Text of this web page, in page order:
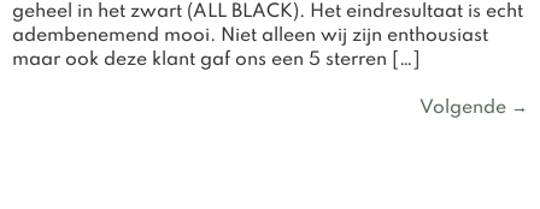
geheel in het zwart (ALL BLACK). Het eindresultaat is echt
adembenemend mooi. Niet alleen wij zijn enthousiast
maar ook deze klant gaf ons een 5 sterren […]
Volgende →